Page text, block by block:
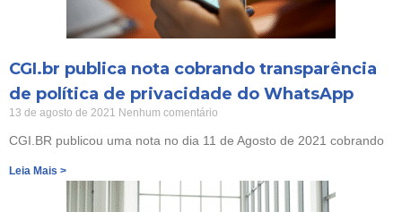
CGI.br publica nota cobrando transparência
de política de privacidade do WhatsApp
13 de agosto de 2021 Nenhum comentário
CGI.BR publicou uma nota no dia 11 de Agosto de 2021 cobrando
Leia Mais >